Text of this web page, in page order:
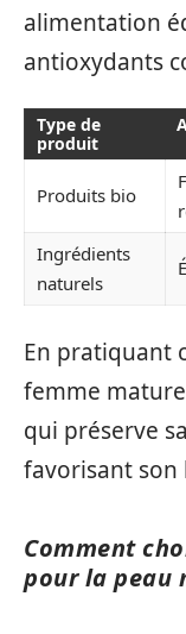
alimentation
antioxydants
Type de
produit
Produits bio
Ingrédients
naturels
En pratiquant
femme
qui préserve
favorisant son
Comment
pour la peau